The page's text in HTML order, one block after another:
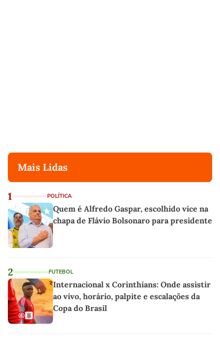
Mais Lidas
1 POLÍTICA
Quem é Alfredo Gaspar, escolhido vice na
chapa de Flávio Bolsonaro para presidente
2 FUTEBOL
Internacional x Corinthians: Onde assistir
ao vivo, horário, palpite e escalações da
Copa do Brasil